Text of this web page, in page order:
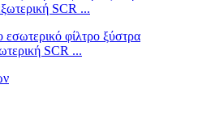
SCR ...
SCR ...